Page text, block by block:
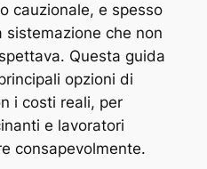
cauzionale, e spesso
che non
Questa guida
opzioni di
i costi reali, per
e lavoratori
consapevolmente.